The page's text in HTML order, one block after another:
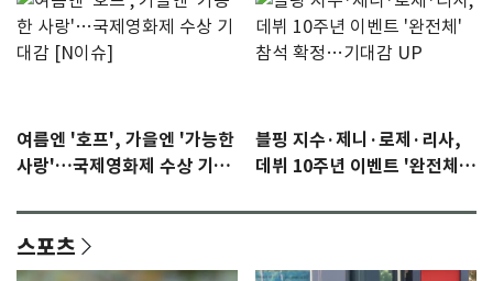
여름엔 '호프', 가을엔 '가능한
사랑'…국제영화제 수상 기대
블핑 지수·제니·로제·리사,
데뷔 10주년 이벤트 '완전체'
스포츠